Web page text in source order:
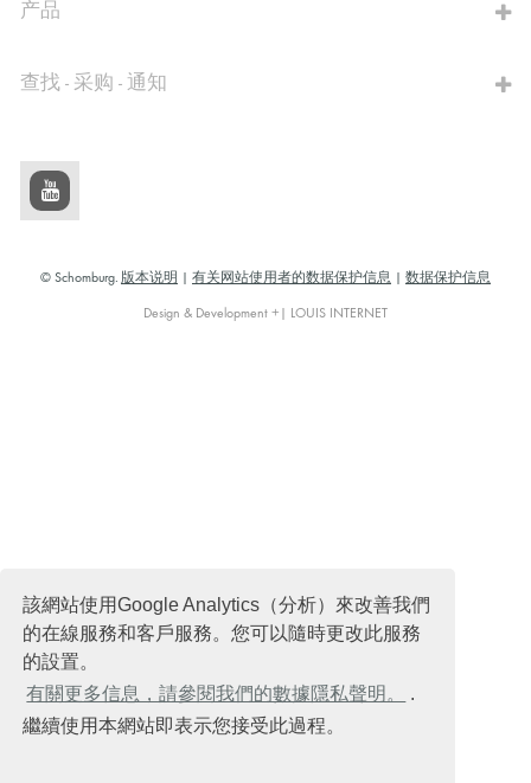
該網站使用Google Analytics（分析）來改善我們
的在線服務和客戶服務。您可以隨時更改此服務
的設置。
有關更多信息，請參閱我們的數據隱私聲明。
.
繼續使用本網站即表示您接受此過程。
产品
查找 - 采购 - 通知
© Schomburg. 版本说明 有关网站使用者的数据保护信息 数据保护信息
Design & Development +| LOUIS INTERNET